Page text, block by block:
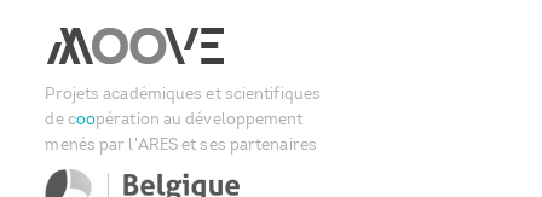
Projets académiques et scientifiques
de coopération au développement
menés par l'ARES et ses partenaires